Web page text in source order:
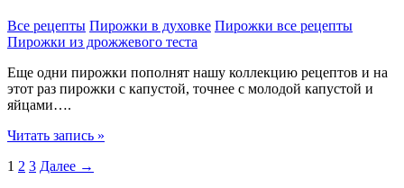
Все рецепты Пирожки в духовке Пирожки все рецепты
Пирожки из дрожжевого теста
Еще одни пирожки пополнят нашу коллекцию рецептов и на
этот раз пирожки с капустой, точнее с молодой капустой и
яйцами….
Пирожки
капустой
Читать запись »
1 2 3 Далее →